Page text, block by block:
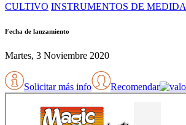
CULTIVO INSTRUMENTOS DE MEDIDA
Fecha de lanzamiento
Martes, 3 Noviembre 2020
Solicitar más info Recomendar